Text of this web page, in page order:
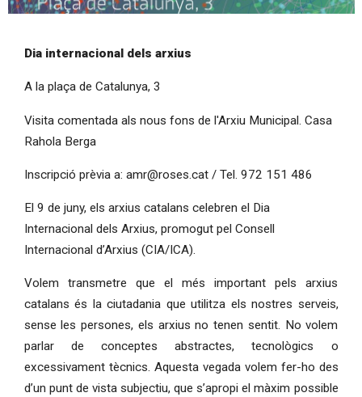
Dia internacional dels arxius
A la plaça de Catalunya, 3
Visita comentada als nous fons de l'Arxiu Municipal. Casa
Rahola Berga
Inscripció prèvia a: amr@roses.cat / Tel. 972 151 486
El 9 de juny, els arxius catalans celebren el Dia
Internacional dels Arxius, promogut pel Consell
Internacional d’Arxius (CIA/ICA).
Volem transmetre que el més important pels arxius
catalans és la ciutadania que utilitza els nostres serveis,
sense les persones, els arxius no tenen sentit. No volem
parlar de conceptes abstractes, tecnològics o
excessivament tècnics. Aquesta vegada volem fer-ho des
d’un punt de vista subjectiu, que s’apropi el màxim possible